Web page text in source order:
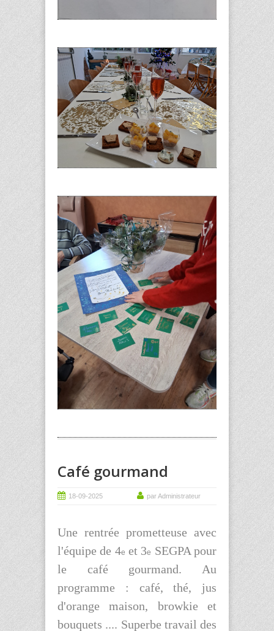
Café gourmand
18-09-2025 par Administrateur
Une rentrée prometteuse avec
l'équipe de 4e et 3e SEGPA pour
le café gourmand. Au
programme : café, thé, jus
d'orange maison, browkie et
bouquets .... Superbe travail des